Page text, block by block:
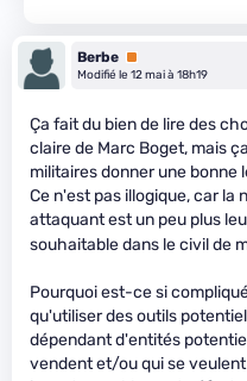
Berbe Premium
Modifié le 12 mai à 18h19
Ça fait du bien de lire des
claire de Marc Boget, mais
militaires donner une bonne
Ce n'est pas illogique, car la
attaquant est un peu plus
souhaitable dans le civil de
Pourquoi est-ce si
qu'utiliser des outils
dépendant d'entités
vendent et/ou qui se